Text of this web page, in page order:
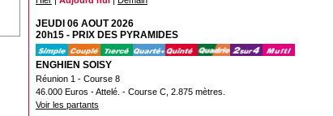
JEUDI 06 AOUT 2026
20h15 - PRIX DES PYRAMIDES
ENGHIEN SOISY
Réunion 1 - Course 8
46.000 Euros - Attelé. - Course C, 2.875 mètres.
Voir les partants